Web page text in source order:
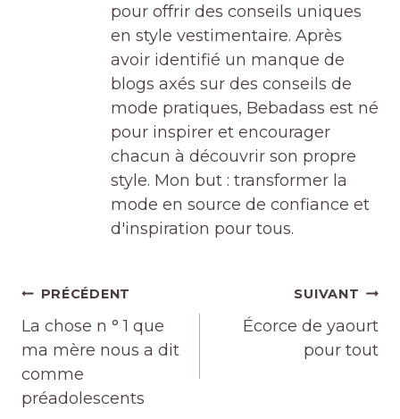
pour offrir des conseils uniques
en style vestimentaire. Après
avoir identifié un manque de
blogs axés sur des conseils de
mode pratiques, Bebadass est né
pour inspirer et encourager
chacun à découvrir son propre
style. Mon but : transformer la
mode en source de confiance et
d'inspiration pour tous.
Navigation
de
l’article
PRÉCÉDENT
La chose n ° 1 que
ma mère nous a dit
comme
préadolescents
SUIVANT
Écorce de yaourt
pour tout